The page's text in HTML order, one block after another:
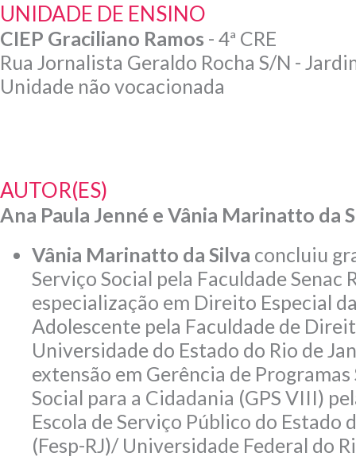
UNIDADE DE ENSINO
CIEP Graciliano Ramos - 4ª CRE
Rua Jornalista Geraldo Rocha S/N -
Unidade não vocacionada
AUTOR(ES)
Ana Paula Jenné e Vânia Marinatto da
Vânia Marinatto da Silva concluiu
Serviço Social pela Faculdade Senac
especialização em Direito Especial
Adolescente pela Faculdade de
Universidade do Estado do Rio de
extensão em Gerência de
Social para a Cidadania (GPS VIII)
Escola de Serviço Público do Estado
(Fesp-RJ)/ Universidade Federal do